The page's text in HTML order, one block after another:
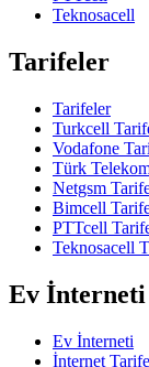
Teknosacell
Tarifeler
Tarifeler
Turkcell
Vodafone
Türk
Netgsm
Bimcell
PTTcell
Teknosacell
Ev İnterneti
Ev İnterneti
İnternet